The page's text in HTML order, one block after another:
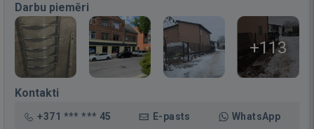
Darbu piemēri
+113
Kontakti
+371 *** *** 45 E-pasts WhatsApp